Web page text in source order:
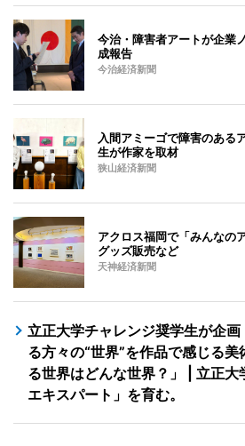
今治・障害者アートが企業
成報告
今治経済新聞
入間アミーゴで障害のある
生が作家を取材
狭山経済新聞
アクロス福岡で「みんなの
グッズ販売など
天神経済新聞
立正大学チャレンジ奨学生が企
る方々の“世界”を作品で感じる美
る世界はどんな世界？」 | 立正
エキスパート」を育む。